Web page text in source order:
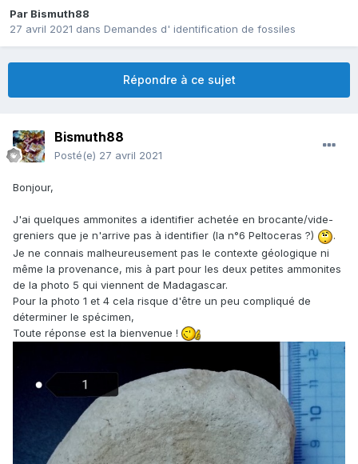
Par Bismuth88
27 avril 2021 dans Demandes d' identification de fossiles
Répondre à ce sujet
Bismuth88
Posté(e) 27 avril 2021
Bonjour,
J'ai quelques ammonites a identifier achetée en brocante/vide-
greniers que je n'arrive pas à identifier (la n°6 Peltoceras ?)
.
Je ne connais malheureusement pas le contexte géologique ni
même la provenance, mis à part pour les deux petites ammonites
de la photo 5 qui viennent de Madagascar.
Pour la photo 1 et 4 cela risque d'être un peu compliqué de
déterminer le spécimen,
Toute réponse est la bienvenue !